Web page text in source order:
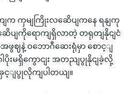
ျက ကှမျကြိုးလဆေိပျကနေ ရနျကု
ေိပျကိုရောကျရှိလာတဲ့ တရုတျနိုငျငံ
ဈနဲ့ ဝဘောဂီဆေးရုံမှာ စောင့ျ
ပိုးမရှိကွောငျး အတညျပွုနိုငျခဲ့လို့
ခှင့ျပွုလိုကျပါတယျ။